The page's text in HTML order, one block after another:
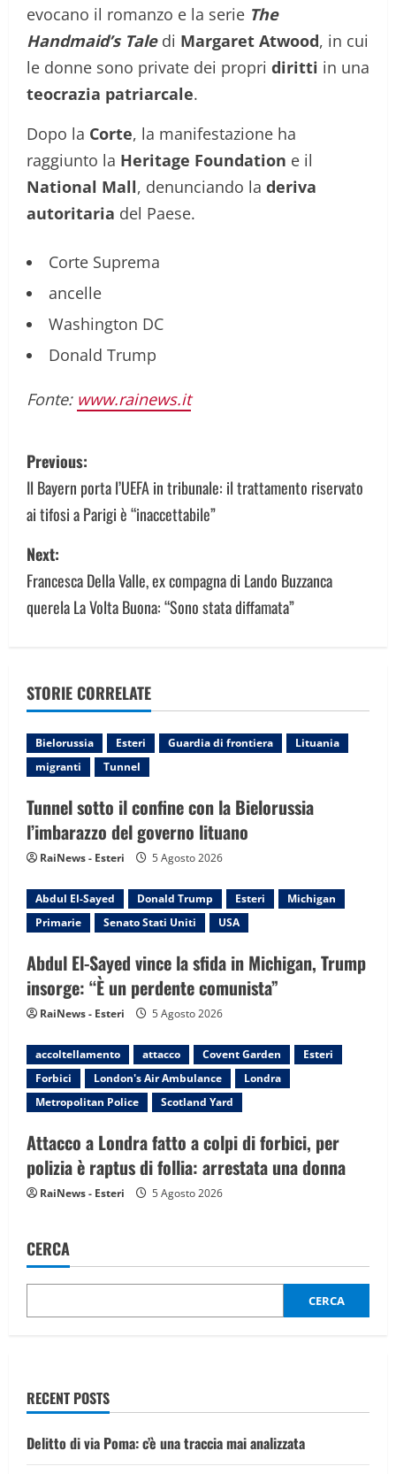
evocano il romanzo e la serie The
Handmaid’s Taledi Margaret Atwood, in cui
le donne sono private dei propri diritti in una
teocrazia patriarcale.
Dopo la Corte, la manifestazione ha
raggiunto la Heritage Foundation e il
National Mall, denunciando la deriva
autoritaria del Paese.
Corte Suprema
ancelle
Washington DC
Donald Trump
Fonte: www.rainews.it
P
o
s
t
n
i
g
a
t
i
o
n
Previous:
Il Bayern porta l’UEFA in tribunale: il trattamento riservato
ai tifosi a Parigi è “inaccettabile”
Next:
Francesca Della Valle, ex compagna di Lando Buzzanca
querela La Volta Buona: “Sono stata diffamata”
STORIE CORRELATE
Bielorussia Esteri Guardia di frontiera
Lituania
migranti
Tunnel
Tunnel sotto il confine con la Bielorussia
l’imbarazzo del governo lituano
RaiNews - Esteri 5 Agosto 2026
Abdul El-Sayed Donald Trump Esteri
Michigan
Primarie
Senato Stati Uniti USA
Abdul El-Sayed vince la sfida in Michigan, Trump
insorge: “È un perdente comunista”
RaiNews - Esteri 5 Agosto 2026
accoltellamento attacco Covent Garden
Esteri
Forbici
London's Air Ambulance
Londra
Metropolitan Police
Scotland Yard
Attacco a Londra fatto a colpi di forbici, per
polizia è raptus di follia: arrestata una donna
RaiNews - Esteri 5 Agosto 2026
CERCA
CERCA
RECENT POSTS
Delitto di via Poma: c’è una traccia mai analizzata